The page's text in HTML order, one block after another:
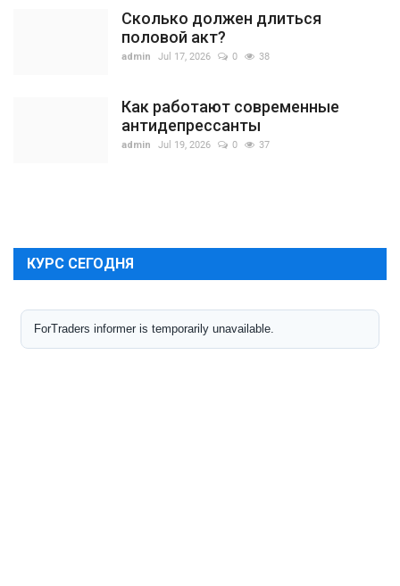
Сколько должен длиться
половой акт?
admin Jul 17, 2026 0 38
Как работают современные
антидепрессанты
admin Jul 19, 2026 0 37
КУРС СЕГОДНЯ